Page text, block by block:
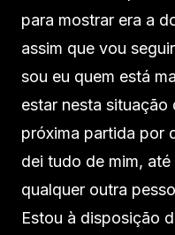
para mostrar era a
assim que vou
sou eu quem está
estar nesta situação
próxima partida por
dei tudo de mim,
qualquer outra
Estou à disposição